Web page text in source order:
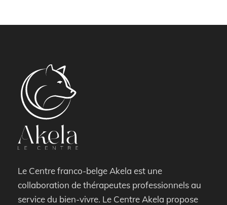
Le Centre franco-belge Akela est une
collaboration de thérapeutes professionnels au
service du bien-vivre. Le Centre Akela propose